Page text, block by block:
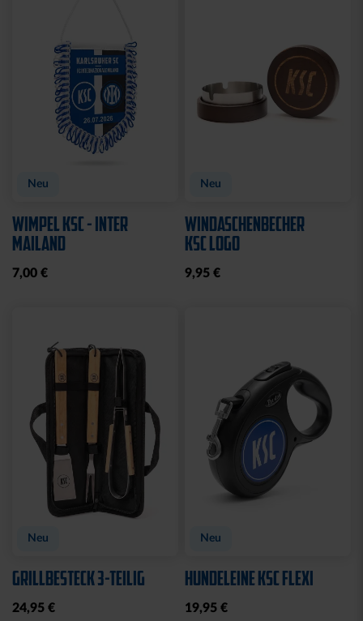
Neu
WIMPEL KSC - INTER
MAILAND
7,00 €
Neu
WINDASCHENBECHER
KSC LOGO
9,95 €
Neu
GRILLBESTECK 3-TEILIG
24,95 €
Neu
HUNDELEINE KSC FLEXI
19,95 €